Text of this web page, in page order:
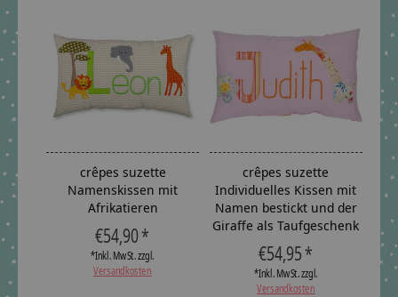
crêpes suzette
Namenskissen mit
Afrikatieren
€54,90 *
*Inkl. MwSt. zzgl.
Versandkosten
crêpes suzette
Individuelles Kissen mit
Namen bestickt und der
Giraffe als Taufgeschenk
€54,95 *
*Inkl. MwSt. zzgl.
Versandkosten